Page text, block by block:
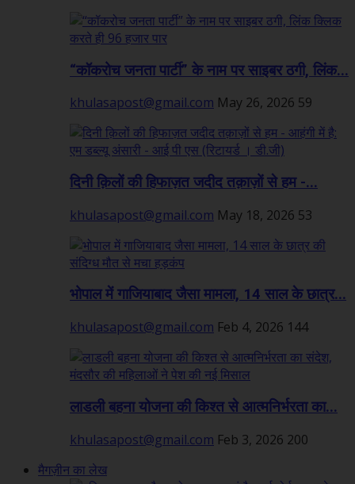
“कॉकरोच जनता पार्टी” के नाम पर साइबर ठगी, लिंक...
khulasapost@gmail.com May 26, 2026 59
दिनी क़िलों की हिफाज़त जदीद तक़ाज़ों से हम -...
khulasapost@gmail.com May 18, 2026 53
भोपाल में गाजियाबाद जैसा मामला, 14 साल के छात्र...
khulasapost@gmail.com Feb 4, 2026 144
लाडली बहना योजना की किश्त से आत्मनिर्भरता का...
khulasapost@gmail.com Feb 3, 2026 200
मैगज़ीन का लेख